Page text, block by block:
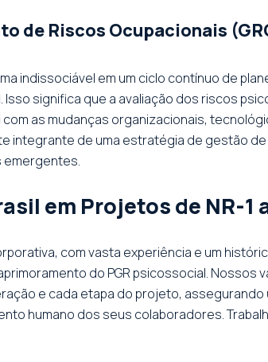
de Riscos Ocupacionais
indissociável em um ciclo contínuo de
significa que a avaliação dos riscos
as mudanças organizacionais,
integrante de uma estratégia de gestão
emergentes.
em Projetos de NR-
com vasta experiência e um
do PGR psicossocial. Nossos
e cada etapa do projeto, assegurando
humano dos seus colaboradores.